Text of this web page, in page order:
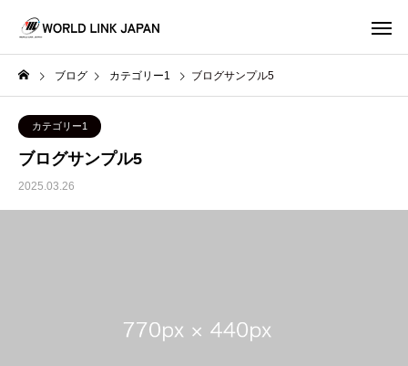
ブログ カテゴリー1 ブログサンプル5
カテゴリー1
ブログサンプル5
2025.03.26